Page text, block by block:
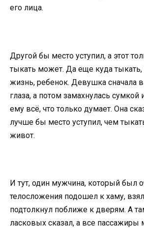
его лица.
Другой бы место уступил, а этот
тыкать может. Да еще куда
жизнь, ребенок. Девушка сначала
глаза, а потом замахнулась сумкой
ему всё, что только думает. Она
лучше бы место уступил, чем
живот.
И тут, один мужчина, который был
телосложения подошел к хаму,
подтолкнул поближе к дверям. А
ласковых сказал, а все пассажиры